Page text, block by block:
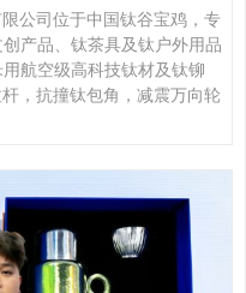
公司位于中国钛谷宝鸡，专
产品、钛茶具及钛户外用品
航空级高科技钛材及钛铆
，抗撞钛包角，减震万向轮